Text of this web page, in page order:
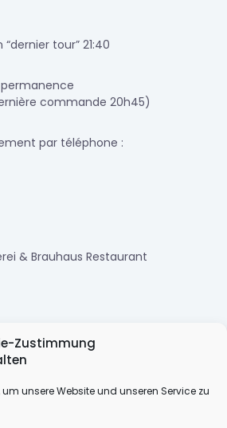
Zustimmung
unsere Website und unseren Service zu
tour” 21:40
commande 20h45)
par téléphone :
& Brauhaus Restaurant
9230993